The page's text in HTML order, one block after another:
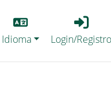
Lang
Idioma
Login_Registro
Login/Registro